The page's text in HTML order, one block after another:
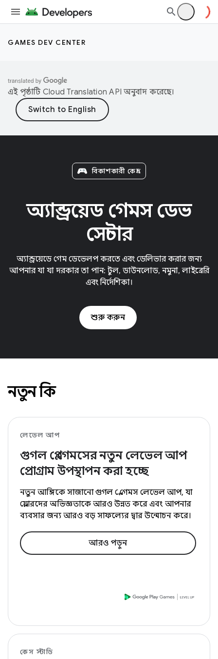
GAMES DEV CENTER
এই পৃষ্ঠাটি Cloud Translation API অনুবাদ করেছে।
বিকাশকারী কেন্দ্র
অ্যান্ড্রয়েড গেমস ডেভ
সেন্টার
অ্যান্ড্রয়েডে গেম ডেভেলপ করতে এবং ডেলিভার করার জন্য
আপনার যা যা দরকার তা পান: টুল, ডাউনলোড, নমুনা, লাইব্রেরি
এবং নির্দেশিকা।
শুরু করুন
নতুন কি
লেভেল আপ
গুগল প্লে গেমসের নতুন লেভেল আপ
প্রোগ্রাম উপস্থাপন করা হচ্ছে
নতুন আঙ্গিকে সাজানো গুগল প্লে গেমস লেভেল আপ, যা
প্লেয়ারদের অভিজ্ঞতাকে আরও উন্নত করে এবং আপনার
ব্যবসার জন্য আরও বড় সাফল্যের দ্বার উন্মোচন করে।
আরও পড়ুন
কেস স্টাডি